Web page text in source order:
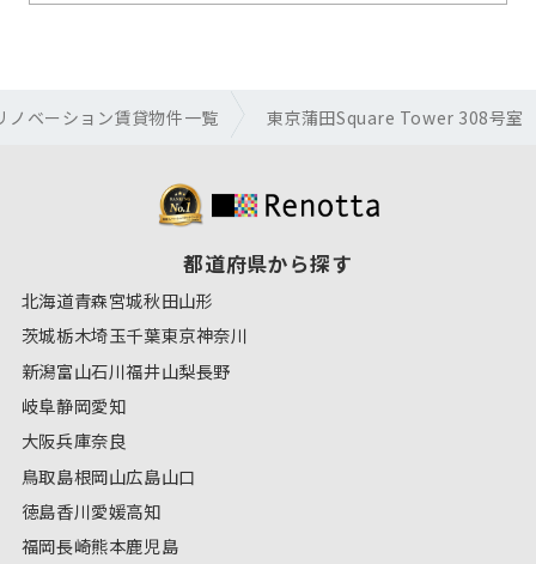
ノベーション賃貸物件一覧 東京蒲田Square Tower 308号室
都道府県から探す
北海道青森宮城秋田山形
茨城栃木埼玉千葉東京神奈川
新潟富山石川福井山梨長野
岐阜静岡愛知
大阪兵庫奈良
鳥取島根岡山広島山口
徳島香川愛媛高知
福岡長崎熊本鹿児島